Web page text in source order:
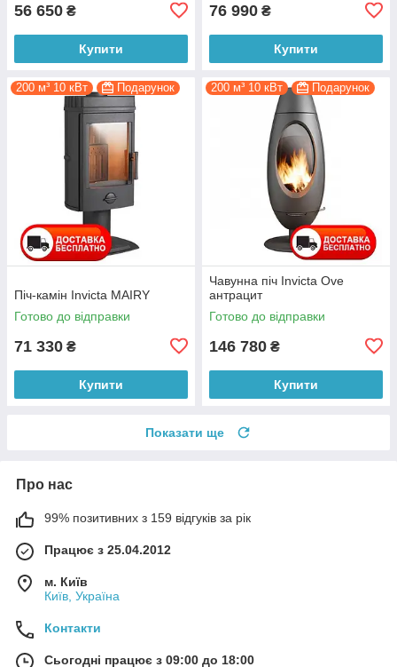
56 650 ₴
Купити
76 990 ₴
Купити
200 м³ 10 кВт Подарунок
Піч-камін Invicta MAIRY
Готово до відправки
71 330 ₴
Купити
200 м³ 10 кВт Подарунок
Чавунна піч Invicta Ove
антрацит
Готово до відправки
146 780 ₴
Купити
Показати ще
Про нас
99% позитивних з 159 відгуків за рік
Працює з 25.04.2012
м. Київ
Київ, Україна
Контакти
Сьогодні працює з 09:00 до 18:00